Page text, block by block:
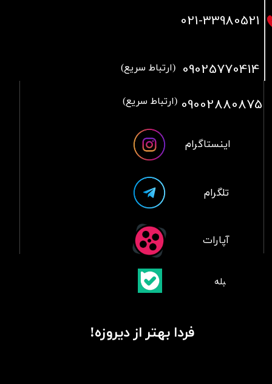
021-33980521
09025770414 (ارتباط سریع)
09002880875 (ارتباط سریع)
فردا بهتر از دیروزه!
آپارات
تلگرام
اینستاگرام
​بلبله​​​​​​​بله